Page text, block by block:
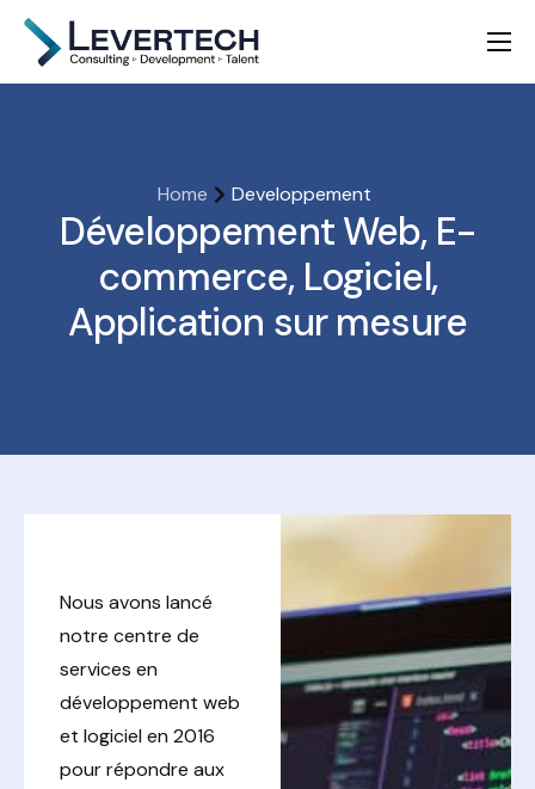
Nous connaître
Développement
Talent Acquisition
Home Developpement
Développement Web, E-
commerce, Logiciel,
Application sur mesure
Nous avons lancé
notre centre de
services en
développement web
et logiciel en 2016
pour répondre aux